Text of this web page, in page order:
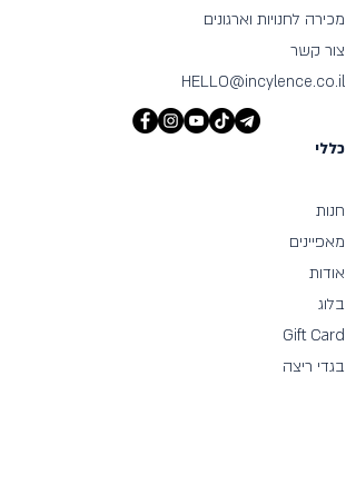
מכירה לחנויות וארגונים
צור קשר
HELLO@incylence.co.il
כללי
חנות
מאפיינים
אודות
בלוג
Gift Card
בגדי ריצה